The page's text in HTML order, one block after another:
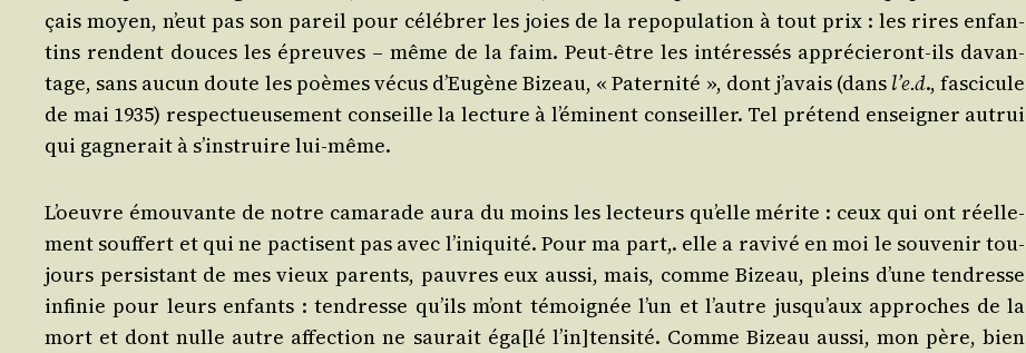
çais moyen, n’eut pas son pareil pour célé­brer les joies de la repo­pu­la­tion à tout prix : les rires enfan­
tins rendent douces les épreuves – même de la faim. Peut-être les inté­res­sés appré­cie­ront-ils davan­
tage, sans aucun doute les poèmes vécus d’Eu­gène Bizeau, « Pater­ni­té », dont j’a­vais (dans l’e.d., fas­ci­cule
de mai 1935) res­pec­tueu­se­ment conseille la lec­ture à l’é­minent conseiller. Tel pré­tend ensei­gner autrui
qui gagne­rait à s’ins­truire lui-même.
L’oeuvre émou­vante de notre cama­rade aura du moins les lec­teurs qu’elle mérite : ceux qui ont réel­le­
ment souf­fert et qui ne pac­tisent pas avec l’i­ni­qui­té. Pour ma part,. elle a ravi­vé en moi le sou­ve­nir tou­
jours per­sis­tant de mes vieux parents, pauvres eux aus­si, mais, comme Bizeau, pleins d’une ten­dresse
infi­nie pour leurs enfants : ten­dresse qu’ils m’ont témoi­gnée l’un et l’autre jus­qu’aux approches de la
mort et dont nulle autre affec­tion ne sau­rait éga[lé l’in]tensité. Comme Bizeau aus­si, mon père, bien